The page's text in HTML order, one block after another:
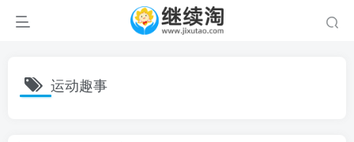
运动趣事